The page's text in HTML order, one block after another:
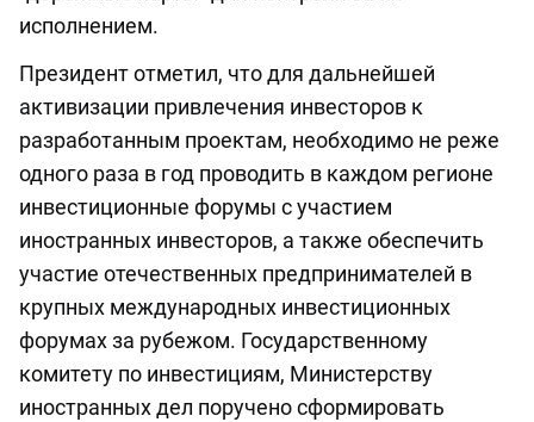
исполнением.
Президент отметил, что для дальнейшей
активизации привлечения инвесторов к
разработанным проектам, необходимо не реже
одного раза в год проводить в каждом регионе
инвестиционные форумы с участием
иностранных инвесторов, а также обеспечить
участие отечественных предпринимателей в
крупных международных инвестиционных
форумах за рубежом. Государственному
комитету по инвестициям, Министерству
иностранных дел поручено сформировать